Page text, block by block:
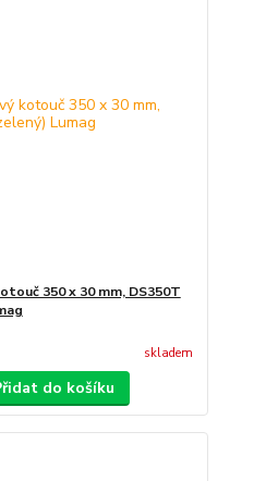
350 x 30 mm, DS350T
skladem
do košíku